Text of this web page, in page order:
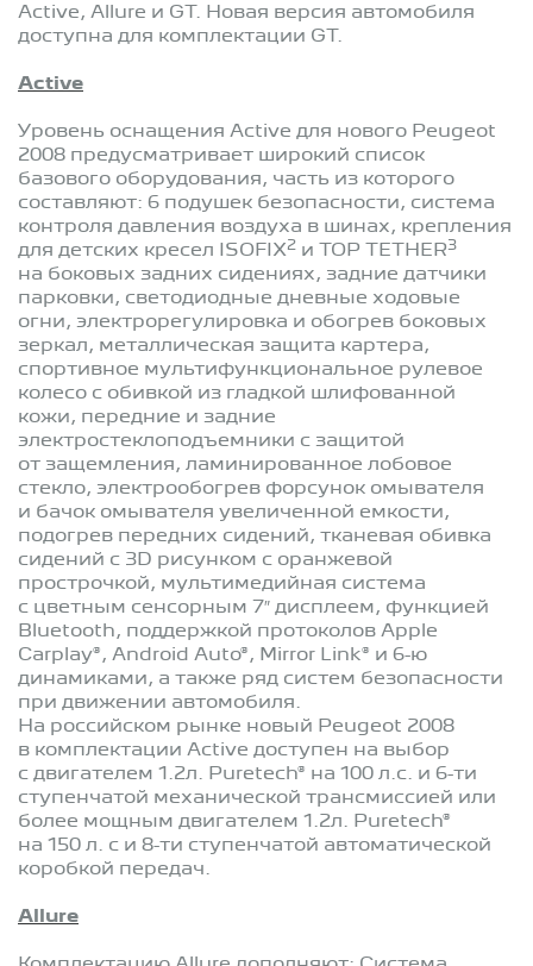
Active, Allure и GT. Новая версия автомобиля
доступна для комплектации GT.
Active
Уровень оснащения Active для нового Peugeot
2008 предусматривает широкий список
базового оборудования, часть из которого
составляют: 6 подушек безопасности, система
контроля давления воздуха в шинах, крепления
для детских кресел ISOFIX2 и TOP TETHER3
на боковых задних сидениях, задние датчики
парковки, светодиодные дневные ходовые
огни, электрорегулировка и обогрев боковых
зеркал, металлическая защита картера,
спортивное мультифункциональное рулевое
колесо с обивкой из гладкой шлифованной
кожи, передние и задние
электростеклоподъемники с защитой
от защемления, ламинированное лобовое
стекло, электрообогрев форсунок омывателя
и бачок омывателя увеличенной емкости,
подогрев передних сидений, тканевая обивка
сидений с 3D рисунком с оранжевой
прострочкой, мультимедийная система
с цветным сенсорным 7″ дисплеем, функцией
Bluetooth, поддержкой протоколов Apple
Carplay®, Android Auto®, Mirror Link® и 6-ю
динамиками, а также ряд систем безопасности
при движении автомобиля.
На российском рынке новый Peugeot 2008
в комплектации Active доступен на выбор
с двигателем 1.2л. Puretech® на 100 л.с. и 6-ти
ступенчатой механической трансмиссией или
более мощным двигателем 1.2л. Puretech®
на 150 л. с и 8-ти ступенчатой автоматической
коробкой передач.
Allure